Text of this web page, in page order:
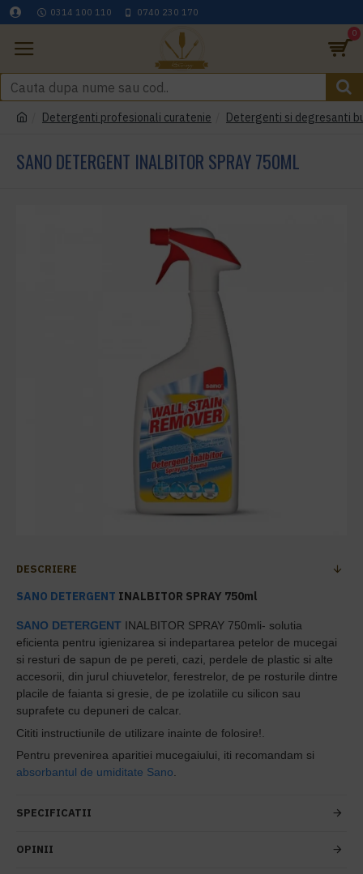
0314 100 110 0740 230 170
0
Detergenti profesionali curatenie Detergenti si degresanti
SANO DETERGENT INALBITOR SPRAY 750ML
DESCRIERE
SANO DETERGENT INALBITOR SPRAY 750ml
SANO DETERGENT INALBITOR SPRAY 750mli- solutia
eficienta pentru igienizarea si indepartarea petelor de mucegai
si resturi de sapun de pe pereti, cazi, perdele de plastic si alte
accesorii, din jurul chiuvetelor, ferestrelor, de pe rosturile dintre
placile de faianta si gresie, de pe izolatiile cu silicon sau
suprafete cu depuneri de calcar.
Cititi instructiunile de utilizare inainte de folosire!.
Pentru prevenirea aparitiei mucegaiului, iti recomandam si
absorbantul de umiditate Sano
SPECIFICATII
OPINII